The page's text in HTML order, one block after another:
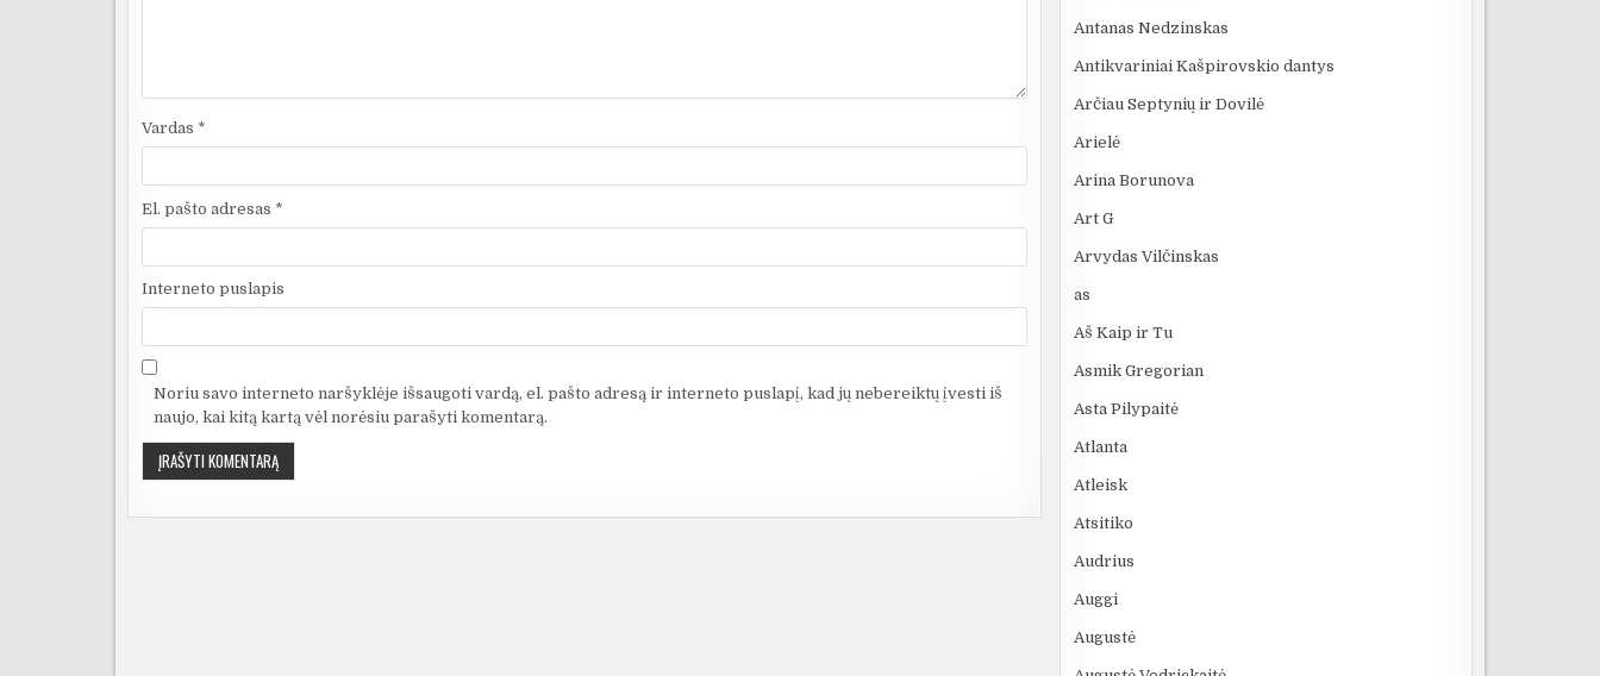
Vardas *
El. pašto adresas *
Interneto puslapis
Noriu savo interneto naršyklėje išsaugoti vardą, el. pašto adresą ir interneto puslapį, kad jų nebereiktų įvesti iš
naujo, kai kitą kartą vėl norėsiu parašyti komentarą.
Antanas Nedzinskas
Antikvariniai Kašpirovskio dantys
Arčiau Septynių ir Dovilė
Arielė
Arina Borunova
Art G
Arvydas Vilčinskas
as
Aš Kaip ir Tu
Asmik Gregorian
Asta Pilypaitė
Atlanta
Atleisk
Atsitiko
Audrius
Auggi
Augustė